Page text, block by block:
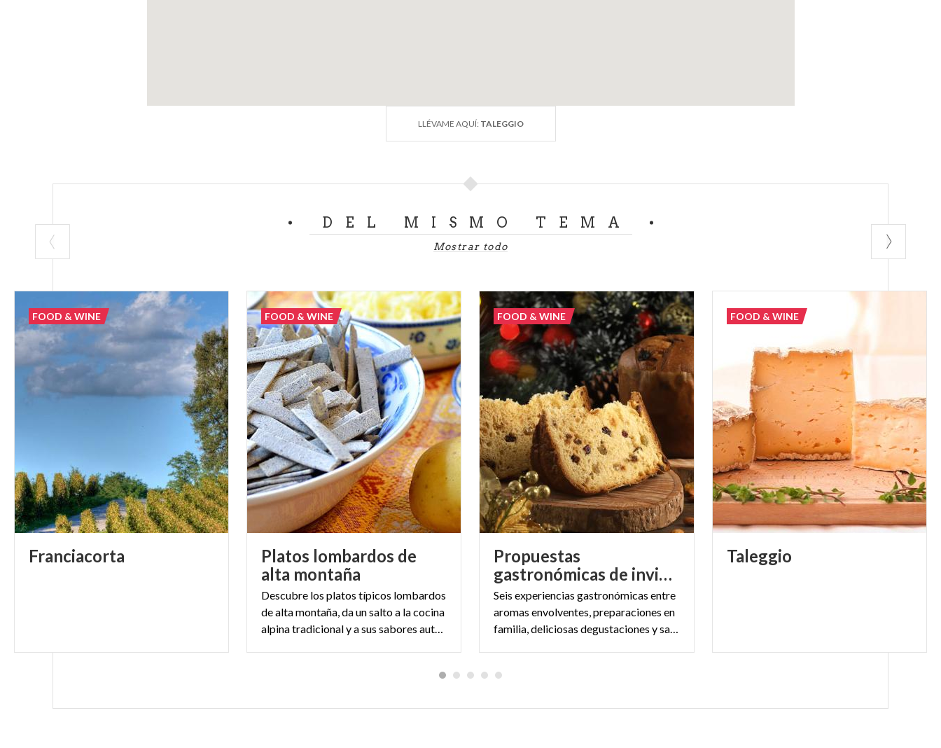
LLÉVAME AQUÍ: TALEGGIO
DEL MISMO TEMA
Mostrar todo
Franciacorta
FOOD & WINE
Platos lombardos de
alta montaña
Descubre los platos típicos lombardos
de alta montaña, da un salto a la cocina
alpina tradicional y a sus sabores auténticos
FOOD & WINE
Propuestas
gastronómicas de invierno
Seis experiencias gastronómicas entre
aromas envolventes, preparaciones en
familia, deliciosas degustaciones y sabores típicos de la tradición de Lombardía.
FOOD & WINE
Taleggio
FOOD & WINE